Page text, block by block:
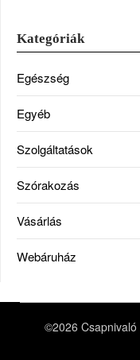
Kategóriák
Egészség
Egyéb
Szolgáltatások
Szórakozás
Vásárlás
Webáruház
©2026 Csapnivaló